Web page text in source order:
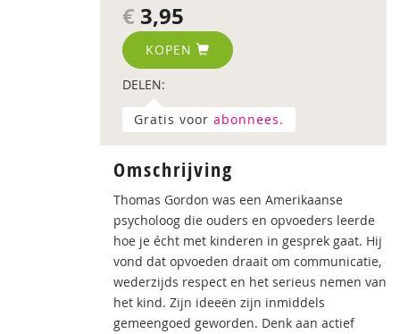
€ 3,95
KOPEN
DELEN:
Gratis voor abonnees.
Omschrijving
Thomas Gordon was een Amerikaanse
psycholoog die ouders en opvoeders leerde
hoe je écht met kinderen in gesprek gaat. Hij
vond dat opvoeden draait om communicatie,
wederzijds respect en het serieus nemen van
het kind. Zijn ideeën zijn inmiddels
gemeengoed geworden. Denk aan actief